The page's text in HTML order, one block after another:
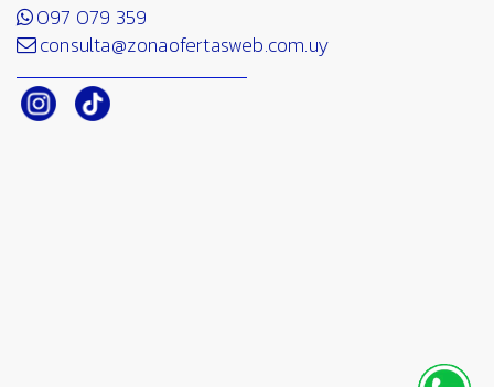
097 079 359
consulta@zonaofertasweb.com.uy